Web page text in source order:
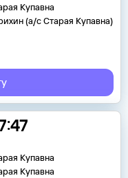
Купавна
(а/с Старая Купавна)
Купавна
Купавна